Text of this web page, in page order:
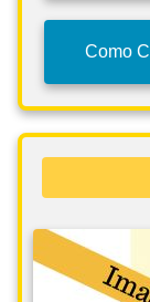
Como